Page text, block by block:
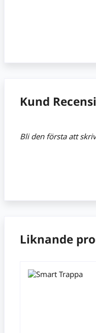
Kund
Bli den första att
Liknande